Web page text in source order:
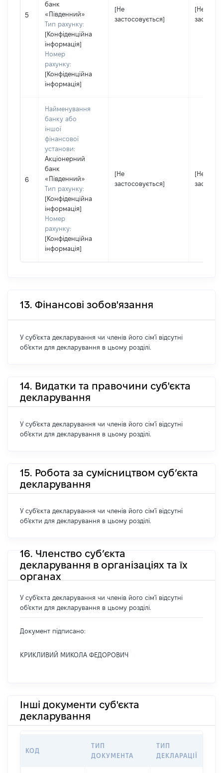
5
банк
«Південний»
Тип рахунку:
[Конфіденційна
інформація]
Номер
рахунку:
[Конфіденційна
інформація]
[Не
застосовується]
[Не
6
Найменування
банку або
іншої
фінансової
установи:
Акціонерний
банк
«Південний»
Тип рахунку:
[Конфіденційна
інформація]
Номер
рахунку:
[Конфіденційна
інформація]
[Не
застосовується]
[Не
13. Фінансові зобов'язання
У суб'єкта декларування чи членів його сім'ї відсутні
об'єкти для декларування в цьому розділі.
14. Видатки та правочини суб'єкта
декларування
У суб'єкта декларування чи членів його сім'ї відсутні
об'єкти для декларування в цьому розділі.
15. Робота за сумісництвом суб’єкта
декларування
У суб'єкта декларування чи членів його сім'ї відсутні
об'єкти для декларування в цьому розділі.
16. Членство суб’єкта
декларування в організаціях та їх
органах
У суб'єкта декларування чи членів його сім'ї відсутні
об'єкти для декларування в цьому розділі.
Документ підписано:
КРИКЛИВИЙ МИКОЛА ФЕДОРОВИЧ
Інші документи суб'єкта
декларування
КОД
ТИП
ДОКУМЕНТА
ТИП
ДЕКЛАРАЦІЇ